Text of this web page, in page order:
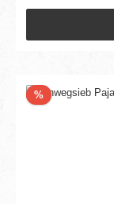
%Rabatt